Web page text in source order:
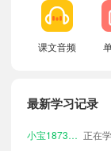
课文音频
最新学习记录
小宝890770 正在
小宝306414 正在
小宝187380 正在